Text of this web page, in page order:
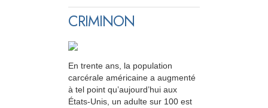
CRIMINON
En trente ans, la population
carcérale américaine a augmenté
à tel point qu’aujourd’hui aux
États-Unis, un adulte sur 100 est